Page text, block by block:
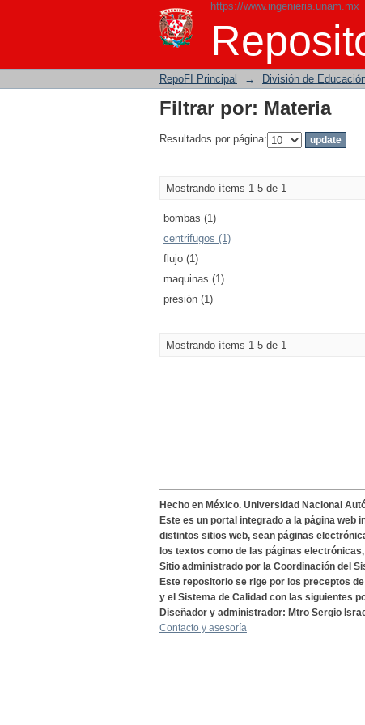
https://www.ingenieria.unam.mx
Filtrar por: Materia
RepoFI Principal → División de
Filtrar por: Materia
Resultados por página:
Mostrando ítems 1-5 de 1
bombas (1)
centrifugos (1)
flujo (1)
maquinas (1)
presión (1)
Mostrando ítems 1-5 de 1
Hecho en México. Universidad Nacional
Este es un portal integrado a la página
distintos sitios web, sean páginas
los textos como de las páginas
Sitio administrado por la Coordinación del
Este repositorio se rige por los preceptos
y el Sistema de Calidad con las siguientes
Diseñador y administrador: Mtro Sergio
Contacto y asesoría